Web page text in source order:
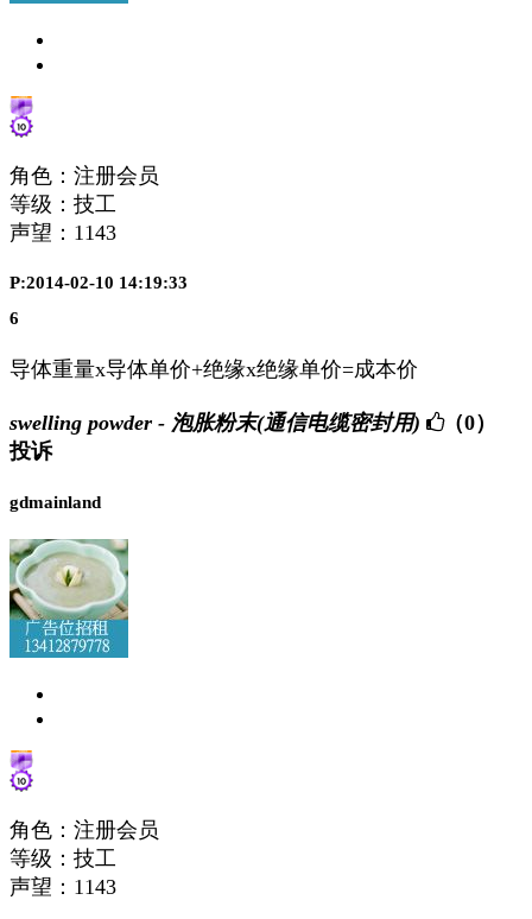
角色：注册会员
等级：技工
声望： 1143
P:2014-02-10 14:19:33
6
导体重量x导体单价+绝缘x绝缘单价=成本价
swelling powder - 泡胀粉末(通信电缆密封用)
（0）
投诉
gdmainland
角色：注册会员
等级：技工
声望： 1143